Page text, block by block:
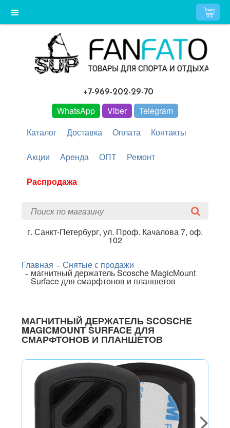
+7-969-202-29-70
WhatsApp Viber
Telegram
Каталог
Доставка Оплата Контакты
Акции Аренда ОПТ Ремонт
Распродажа
г. Санкт-Петербург, ул. Проф. Качалова 7, оф.
102
Главная Снятые с продажи
магнитный держатель Scosche MagicMount
Surface для смарфтонов и планшетов
МАГНИТНЫЙ ДЕРЖАТЕЛЬ SCOSCHE
MAGICMOUNT SURFACE ДЛЯ
СМАРФТОНОВ И ПЛАНШЕТОВ